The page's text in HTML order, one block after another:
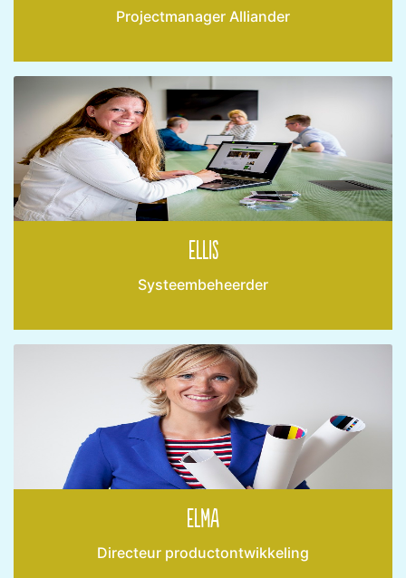
Projectmanager Alliander
Ellis
Systeembeheerder
Elma
Directeur productontwikkeling